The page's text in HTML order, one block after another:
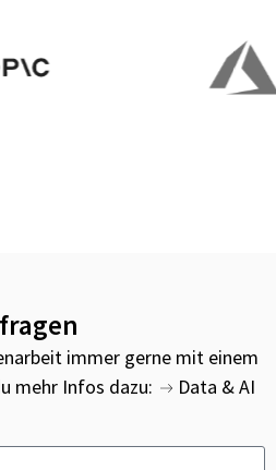
immer gerne mit einem
mehr Infos dazu:
Data & AI